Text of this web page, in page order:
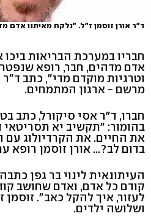
ד"ר אורן זוסמן ז"ל. "נלקח מאיתנו אדם
חבריו במערכת הבריאות
אדם מדהים, חבר, רופא
וטרגיות מוקדם מדי", כתב
מרשם - ארגון המתמחים.
חברו, ד"ר אסי סיקורל, כתב
בהומור: "תקשיב יא
את החיים. את הקרדיולוג עם
בדום לב?... אורן זוסמן רופא
העיתונאית לינוי בר גפן
קודם כל אדם, ואדם שחושב
לעזור, איך להקל כאב".
ושלושה ילדים.